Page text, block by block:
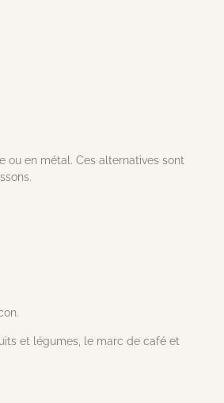
ou en métal. Ces alternatives sont
et légumes, le marc de café et